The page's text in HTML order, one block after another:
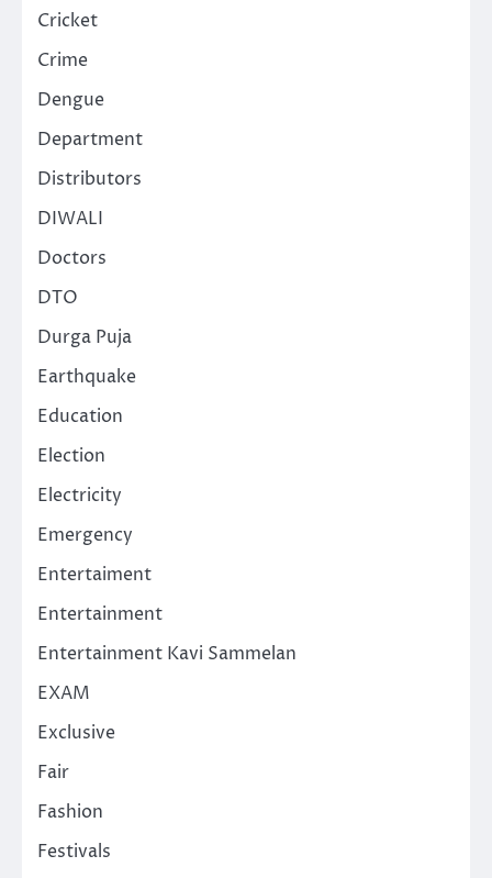
Cricket
Crime
Dengue
Department
Distributors
DIWALI
Doctors
DTO
Durga Puja
Earthquake
Education
Election
Electricity
Emergency
Entertaiment
Entertainment
Entertainment Kavi Sammelan
EXAM
Exclusive
Fair
Fashion
Festivals